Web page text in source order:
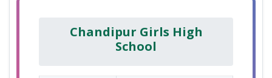
Chandipur Girls High
School